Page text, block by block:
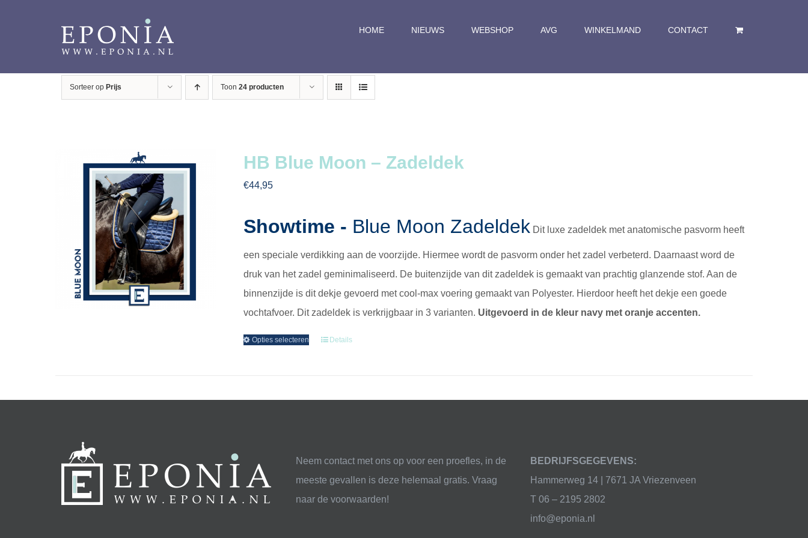
HOME NIEUWS WEBSHOP AVG WINKELMAND CONTACT
Sorteer op Prijs Toon 24 producten
HB Blue Moon – Zadeldek
€44,95
Showtime - Blue Moon Zadeldek Dit luxe zadeldek met anatomische pasvorm heeft
een speciale verdikking aan de voorzijde. Hiermee wordt de pasvorm onder het zadel verbeterd. Daarnaast word de
druk van het zadel geminimaliseerd. De buitenzijde van dit zadeldek is gemaakt van prachtig glanzende stof. Aan de
binnenzijde is dit dekje gevoerd met cool-max voering gemaakt van Polyester. Hierdoor heeft het dekje een goede
vochtafvoer. Dit zadeldek is verkrijgbaar in 3 varianten. Uitgevoerd in de kleur navy met oranje accenten.
Opties selecteren Details
Neem contact met ons op voor een proefles, in de
meeste gevallen is deze helemaal gratis. Vraag
naar de voorwaarden!
BEDRIJFSGEGEVENS:
Hammerweg 14 | 7671 JA Vriezenveen
T 06 – 2195 2802
info@eponia.nl